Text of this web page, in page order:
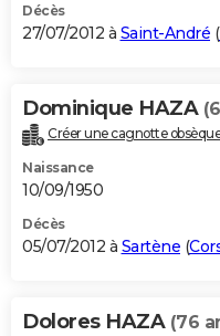
Décès
27/07/2012 à Saint-André (
Dominique HAZA
Créer une cagnotte
Naissance
10/09/1950
Décès
05/07/2012 à Sartène (
Dolores HAZA (76